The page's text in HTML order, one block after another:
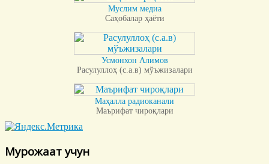
Муслим медиа
Саҳобалар ҳаёти
Усмонхон Алимов
Расулуллоҳ (с.а.в) мўъжизалари
Маҳалла радиоканали
Маърифат чироқлари
Мурожаат учун